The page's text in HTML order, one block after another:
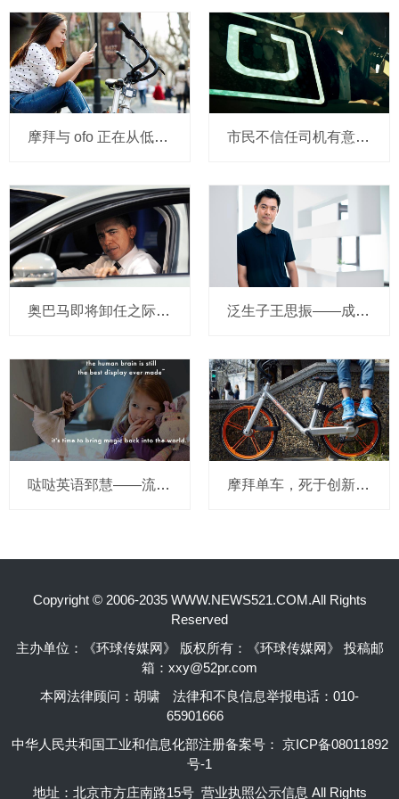
摩拜与 ofo 正在从低端出发颠覆滴滴？三家的机会与风险 市民不信任司机有意见，Uber的匹兹堡自动驾驶路试难度不小，路况也来捣乱
奥巴马即将卸任之际，要让无人驾驶汽车合法化？ 泛生子王思振——成立两年，融资数亿，基因检测如何帮助人类战胜癌症？
哒哒英语郅慧——流量这杯毒酒，你还喝吗？ 摩拜单车，死于创新的一百万种方式
Copyright © 2006-2035 WWW.NEWS521.COM.All Rights
Reserved
主办单位：《环球传媒网》 版权所有：《环球传媒网》 投稿邮
箱：xxy@52pr.com
本网法律顾问：胡啸
法律和不良信息举报电话：010-
65901666
中华人民共和国工业和信息化部注册备案号： 京ICP备08011892
号-1
地址：北京市方庄南路15号 营业执照公示信息 All Rights